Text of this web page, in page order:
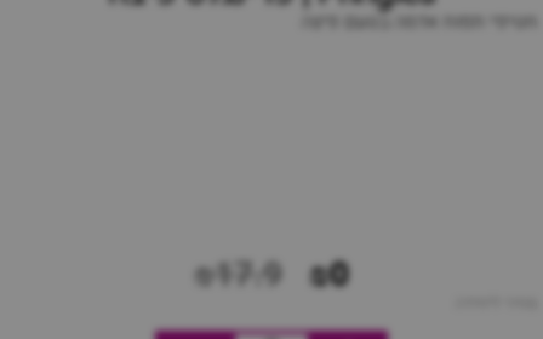
חטיפי תפוח אדמה בטעם פיצה
₪0
₪17.9